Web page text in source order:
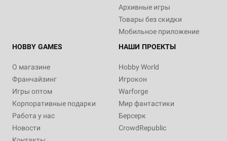
Архивные игры
Товары без скидки
Мобильное приложение
HOBBY GAMES
О магазине
Франчайзинг
Игры оптом
Корпоративные подарки
Работа у нас
Новости
НАШИ ПРОЕКТЫ
Hobby World
Игрокон
Warforge
Мир фантастики
Берсерк
CrowdRepublic